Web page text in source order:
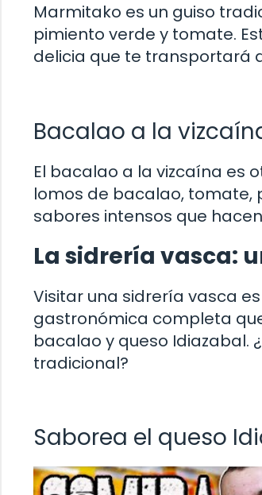
Marmitako es un guiso
pimiento verde y tomate.
delicia que te transportará
Bacalao a la
El bacalao a la vizcaína es
lomos de bacalao, tomate,
sabores intensos que
La sidrería vasca:
Visitar una sidrería vasca
gastronómica completa
bacalao y queso Idiazabal.
tradicional?
Saborea el queso